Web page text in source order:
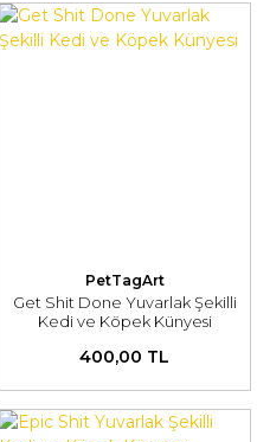
PetTagArt
Get Shit Done Yuvarlak Şekilli
Kedi ve Köpek Künyesi
400,00 TL